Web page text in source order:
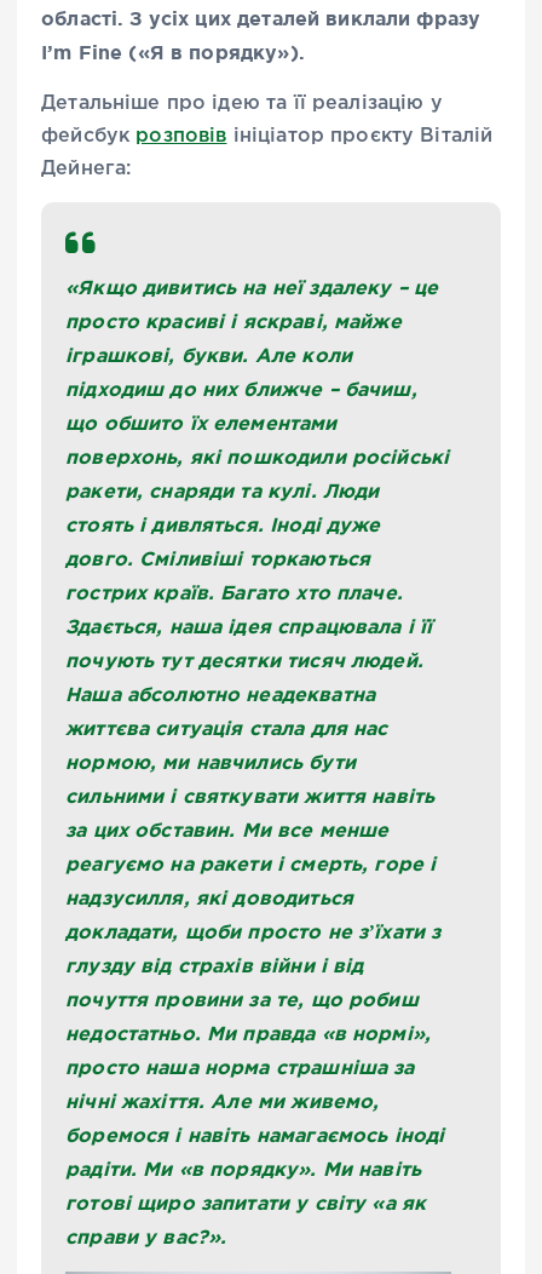
області. З усіх цих деталей виклали фразу
I’m Fine («Я в порядку»).
Детальніше про ідею та її реалізацію у
фейсбук розповів ініціатор проєкту Віталій
Дейнега:
«Якщо дивитись на неї здалеку – це
просто красиві і яскраві, майже
іграшкові, букви. Але коли
підходиш до них ближче – бачиш,
що обшито їх елементами
поверхонь, які пошкодили російські
ракети, снаряди та кулі. Люди
стоять і дивляться. Іноді дуже
довго. Сміливіші торкаються
гострих країв. Багато хто плаче.
Здається, наша ідея спрацювала і її
почують тут десятки тисяч людей.
Наша абсолютно неадекватна
життєва ситуація стала для нас
нормою, ми навчились бути
сильними і святкувати життя навіть
за цих обставин. Ми все менше
реагуємо на ракети і смерть, горе і
надзусилля, які доводиться
докладати, щоби просто не зʼїхати з
глузду від страхів війни і від
почуття провини за те, що робиш
недостатньо. Ми правда «в нормі»,
просто наша норма страшніша за
нічні жахіття. Але ми живемо,
боремося і навіть намагаємось іноді
радіти. Ми «в порядку». Ми навіть
готові щиро запитати у світу «а як
справи у вас?».